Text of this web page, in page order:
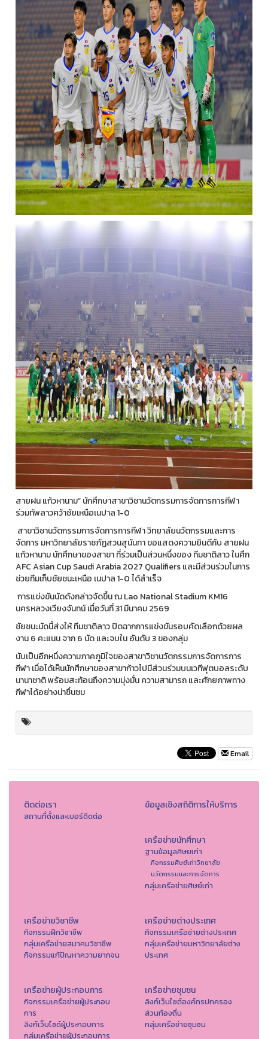
สายฝน แก้วหานาม” นักศึกษาสาขาวิชานวัตกรรมการจัดการการกีฬา
ร่วมทัพลาวคว้าชัยเหนือเนปาล 1-0
สาขาวิชานวัตกรรมการจัดการการกีฬา วิทยาลัยนวัตกรรมและการ
จัดการ มหาวิทยาลัยราชภัฏสวนสุนันทา ขอแสดงความยินดีกับ สายฝน
แก้วหานาม นักศึกษาของสาขา ที่ร่วมเป็นส่วนหนึ่งของ ทีมชาติลาว ในศึก
AFC Asian Cup Saudi Arabia 2027 Qualifiers และมีส่วนร่วมในการ
ช่วยทีมเก็บชัยชนะเหนือ เนปาล 1-0 ได้สำเร็จ
การแข่งขันนัดดังกล่าวจัดขึ้น ณ Lao National Stadium KM16
นครหลวงเวียงจันทน์ เมื่อวันที่ 31 มีนาคม 2569
ชัยชนะนัดนี้ส่งให้ ทีมชาติลาว ปิดฉากการแข่งขันรอบคัดเลือกด้วยผล
งาน 6 คะแนน จาก 6 นัด และจบใน อันดับ 3 ของกลุ่ม
นับเป็นอีกหนึ่งความภาคภูมิใจของสาขาวิชานวัตกรรมการจัดการการ
กีฬา เมื่อได้เห็นนักศึกษาของสาขาก้าวไปมีส่วนร่วมบนเวทีฟุตบอลระดับ
นานาชาติ พร้อมสะท้อนถึงความมุ่งมั่น ความสามารถ และศักยภาพทาง
กีฬาได้อย่างน่าชื่นชม
Email
ติดต่อเรา
สถานที่ตั้งและเบอร์ติดต่อ
ข้อมูลเชิงสถิติการให้บริการ
เครือข่ายนักศึกษา
ฐานข้อมูลศิษยเก่า
กิจกรรมศิษย์เก่าวิทยาลัย
นวัตกรรมและการจัดการ
กลุ่มเครือข่ายศิษย์เก่า
เครือข่ายวิชาชีพ
กิจกรรมฝึกวิชาชีพ
กลุ่มเครือข่ายสมาคมวิชาชีพ
กิจกรรมแก้ปัญหาความยากจน
เครือข่ายต่างประเทศ
กิจกรรมเครือข่ายต่างประเทศ
กลุ่มเครือข่ายมหาวิทยาลัยต่าง
ประเทศ
เครือข่ายผู้ประกอบการ
กิจกรรมเครือข่ายผู้ประกอบ
การ
ลิงก์เว็บไซด์ผู้ประกอบการ
กลุ่มเครือข่ายผู้ประกอบการ
เครือข่ายชุมชน
ลิงก์เว็บไซต์องค์กรปกครอง
ส่วนท้องถิ่น
กลุ่มเครือข่ายชุมชน